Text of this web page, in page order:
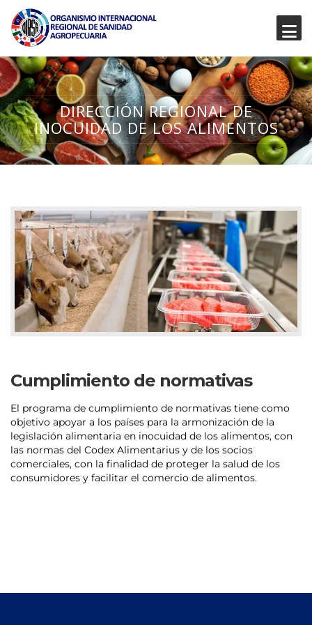
DIRECCIÓN REGIONAL DE
INOCUIDAD DE LOS ALIMENTOS
Cumplimiento de normativas
El programa de cumplimiento de normativas tiene como
objetivo apoyar a los países para la armonización de la
legislación alimentaria en inocuidad de los alimentos, con
las normas del Codex Alimentarius y de los socios
comerciales, con la finalidad de proteger la salud de los
consumidores y facilitar el comercio de alimentos.